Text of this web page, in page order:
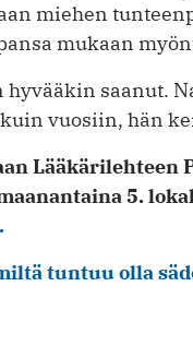
miehen
mukaan
hyvääkin saanut.
vuosiin, hän
Lääkärilehteen
5.
tuntuu olla